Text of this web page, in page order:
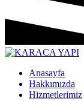
Anasayfa
Hakkımızda
Hizmetlerimiz